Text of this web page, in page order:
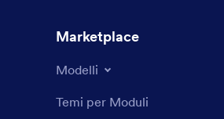
Marketplace
Modelli
Temi per Moduli